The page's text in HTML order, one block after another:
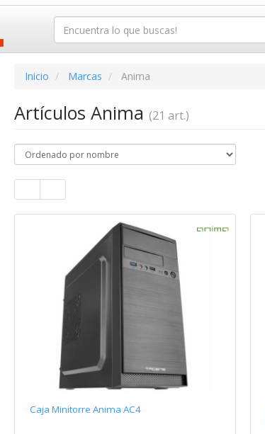
Inicio Marcas Anima
Artículos Anima (21 art.)
Caja Minitorre Anima AC4